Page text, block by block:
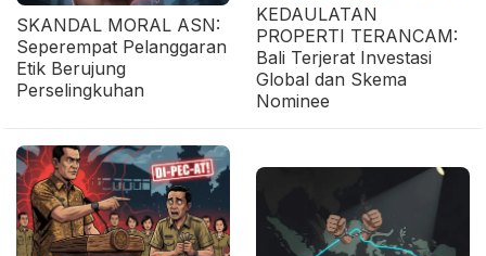
SKANDAL MORAL ASN:
Seperempat Pelanggaran
Etik Berujung
Perselingkuhan
KEDAULATAN
PROPERTI TERANCAM:
Bali Terjerat Investasi
Global dan Skema
Nominee